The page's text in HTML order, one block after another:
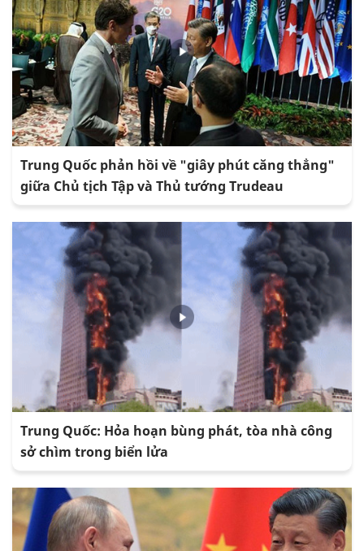
Trung Quốc phản hồi về "giây phút căng thẳng"
giữa Chủ tịch Tập và Thủ tướng Trudeau
Trung Quốc: Hỏa hoạn bùng phát, tòa nhà công
sở chìm trong biển lửa